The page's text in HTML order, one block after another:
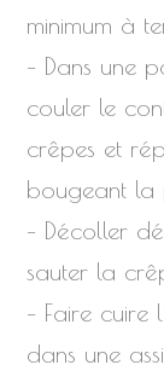
minimum à
– Dans une
couler le
crêpes et
bougeant la
– Décoller
sauter la
– Faire
dans une